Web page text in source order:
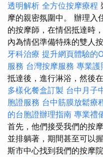
透明解析 全方位按摩療程
摩的親密氛圍中。 辦理入
的按摩師，在情侶抵達時
內為情侶準備特殊的雙人
牙科治療 提升網頁體驗的
服務 台灣按摩服務 專業護
抵達後，進行淋浴，然後
多樣化餐盒訂製 台中月子
胞證服務 台中筋膜放鬆療
的台胞證辦理指南 專業禮
首先，他們接受我們的按
並排躺著，期間甚至可以
斯市中心找到我們的按摩